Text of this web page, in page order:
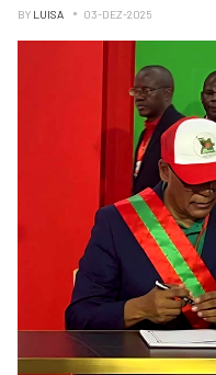
BY LUISA 03-DEZ-2025